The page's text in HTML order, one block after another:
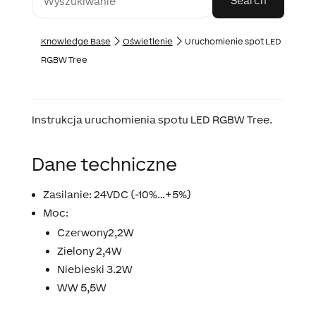
Knowledge Base Oświetlenie
Uruchomienie spot LED
RGBW Tree
Instrukcja uruchomienia spotu LED RGBW Tree.
Dane techniczne
Zasilanie: 24VDC (-10%…+5%)
Moc:
Czerwony2,2W
Zielony 2,4W
Niebieski 3.2W
WW 5,5W